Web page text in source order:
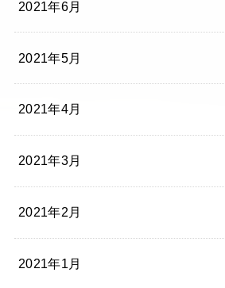
2021年6月
2021年5月
2021年4月
2021年3月
2021年2月
2021年1月